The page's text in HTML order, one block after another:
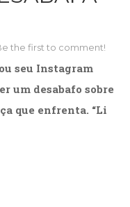
the first to comment!
seu Instagram
um desabafo sobre
que enfrenta. “Li